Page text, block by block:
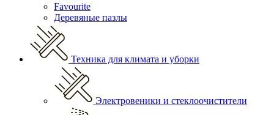
Favourite
Деревяные пазлы
Техника для климата и уборки
Электровеники и стеклоочистители